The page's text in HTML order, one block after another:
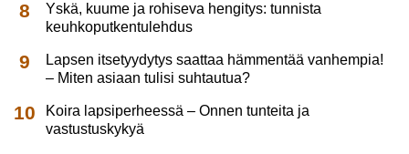
Yskä, kuume ja rohiseva hengitys: tunnista
keuhkoputkentulehdus
Lapsen itsetyydytys saattaa hämmentää vanhempia!
– Miten asiaan tulisi suhtautua?
Koira lapsiperheessä – Onnen tunteita ja
vastustuskykyä